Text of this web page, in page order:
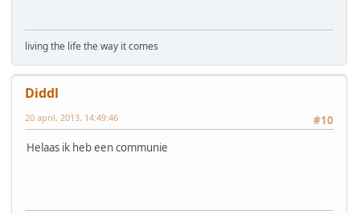
living the life the way it comes
Diddl
#10
20 april, 2013, 14:49:46
Helaas ik heb een communie